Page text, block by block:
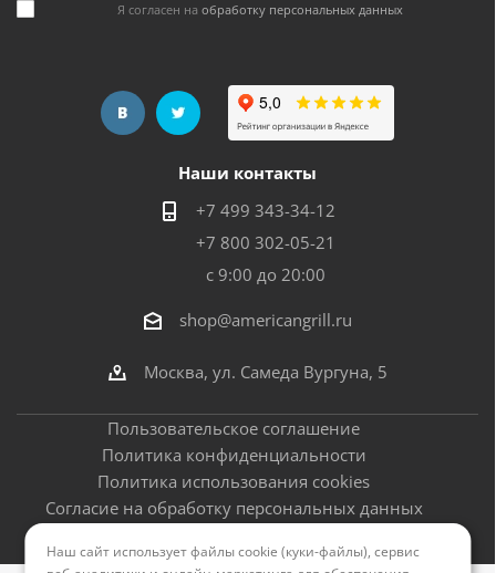
Я согласен на обработку персональных данных
Наши контакты
+7 499 343-34-12
+7 800 302-05-21
с 9:00 до 20:00
shop@americangrill.ru
Москва, ул. Самеда Вургуна, 5
Пользовательское соглашение
Политика конфиденциальности
Политика использования cookies
Согласие на обработку персональных данных
Наш сайт использует файлы cookie (куки-файлы), сервис